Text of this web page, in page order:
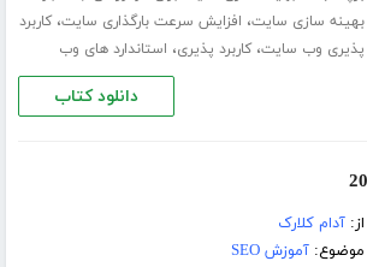
بهینه سازی سایت، افزایش سرعت بارگذاری سایت،کاربرد
پذیری وب سایت،کاربرد پذیری، استاندارد های وب
دانلود کتاب
از:آدام کلارک
موضوع:آموزش SEO